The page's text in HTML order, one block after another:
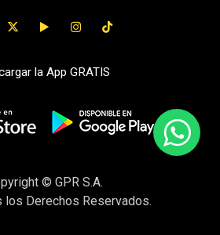
la App GRATIS
© GPR S.A.
los Derechos Reservados.